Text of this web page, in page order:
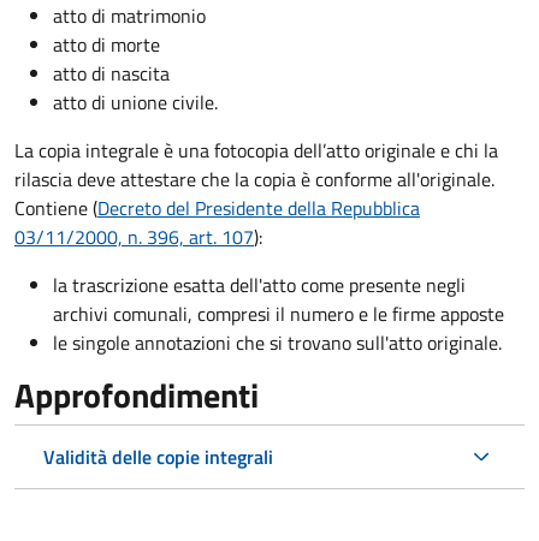
atto di matrimonio
atto di morte
atto di nascita
atto di unione civile.
La copia integrale è una fotocopia dell’atto originale e chi la
rilascia deve attestare che la copia è conforme all'originale.
Contiene (Decreto del Presidente della Repubblica
03/11/2000, n. 396, art. 107):
la trascrizione esatta dell'atto come presente negli
archivi comunali, compresi il numero e le firme apposte
le singole annotazioni che si trovano sull'atto originale.
Approfondimenti
Validità delle copie integrali